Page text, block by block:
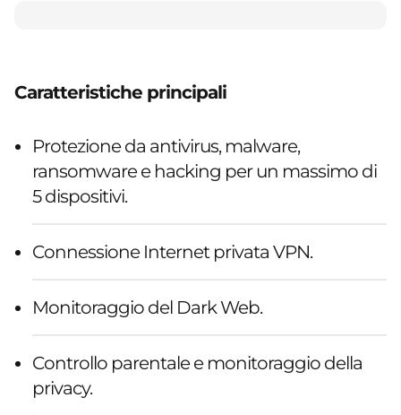
Caratteristiche principali
Protezione da antivirus, malware,
ransomware e hacking per un massimo di
5 dispositivi.
Connessione Internet privata VPN.
Monitoraggio del Dark Web.
Controllo parentale e monitoraggio della
privacy.